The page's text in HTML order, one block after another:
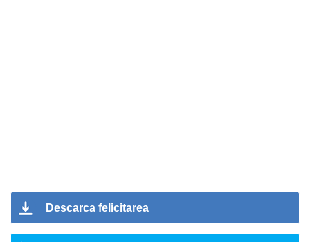
Descarca felicitarea